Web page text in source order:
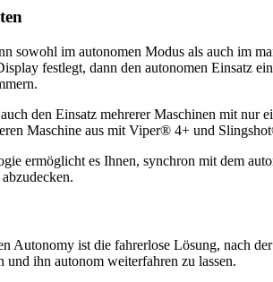
sowohl im autonomen Modus als auch im
festlegt, dann den autonomen Einsatz
den Einsatz mehrerer Maschinen mit
Maschine aus mit Viper® 4+ und
ermöglicht es Ihnen, synchron mit dem
Autonomy ist die fahrerlose Lösung, nach
und ihn autonom weiterfahren zu lassen.